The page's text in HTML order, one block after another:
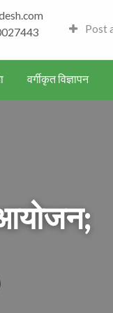
–
Post
वर्गीकृत विज्ञापन
आयोजन;